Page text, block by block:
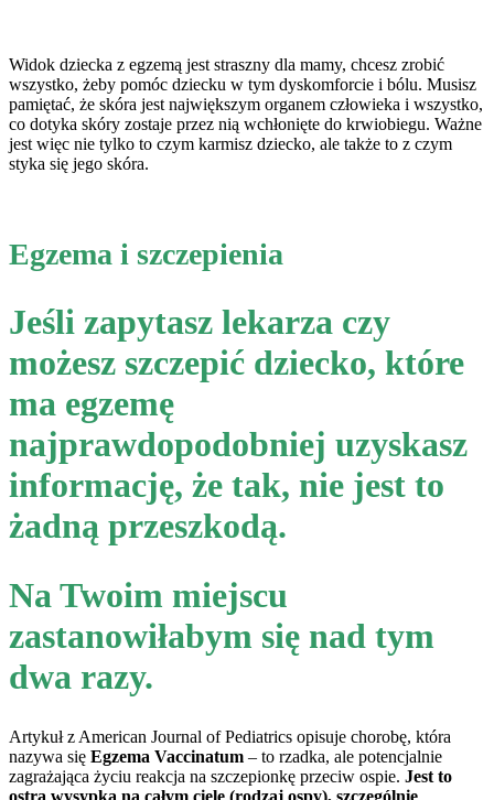
Widok dziecka z egzemą jest straszny dla mamy, chcesz zrobić
wszystko, żeby pomóc dziecku w tym dyskomforcie i bólu. Musisz
pamiętać, że skóra jest największym organem człowieka i wszystko,
co dotyka skóry zostaje przez nią wchłonięte do krwiobiegu. Ważne
jest więc nie tylko to czym karmisz dziecko, ale także to z czym
styka się jego skóra.
Egzema i szczepienia
Jeśli zapytasz lekarza czy
możesz szczepić dziecko, które
ma egzemę
najprawdopodobniej uzyskasz
informację, że tak, nie jest to
żadną przeszkodą.
Na Twoim miejscu
zastanowiłabym się nad tym
dwa razy.
Artykuł z American Journal of Pediatrics opisuje chorobę, która
nazywa się Egzema Vaccinatum – to rzadka, ale potencjalnie
zagrażająca życiu reakcja na szczepionkę przeciw ospie. Jest to
ostra wysypka na całym ciele (rodzaj ospy), szczególnie